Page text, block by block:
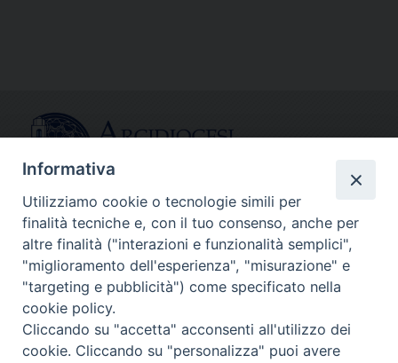
CONTATTI
info@fermodiocesi.it
pec:economato.diocesifermo@legalmail.it
SEGUICI SU
Facebook
Instagram
X YouTube
Feed
Informativa
Utilizziamo cookie o tecnologie simili per
finalità tecniche e, con il tuo consenso, anche per
altre finalità ("interazioni e funzionalità semplici",
"miglioramento dell'esperienza", "misurazione" e
"targeting e pubblicità") come specificato nella
cookie policy.
Cliccando su "accetta" acconsenti all'utilizzo dei
cookie. Cliccando su "personalizza" puoi avere